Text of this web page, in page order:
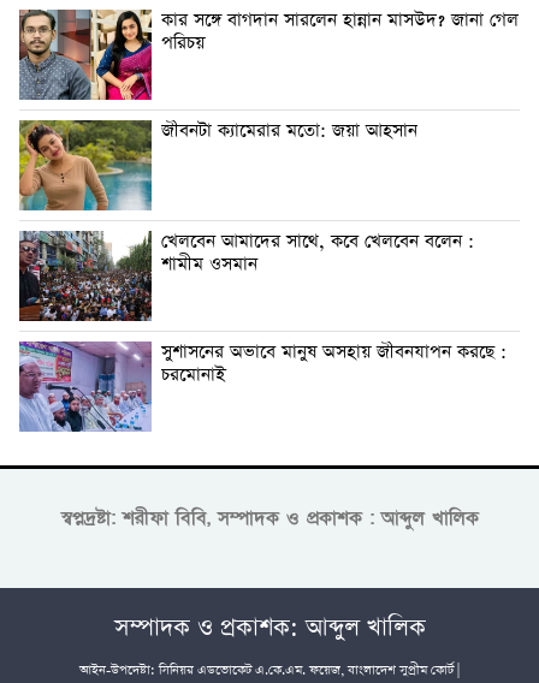
কার সঙ্গে বাগদান সারলেন হান্নান মাসউদ? জানা গেল
পরিচয়
জীবনটা ক্যামেরার মতো: জয়া আহসান
খেলবেন আমাদের সাথে, কবে খেলবেন বলেন :
শামীম ওসমান
সুশাসনের অভাবে মানুষ অসহায় জীবনযাপন করছে :
চরমোনাই
স্বপ্নদ্রষ্টা: শরীফা বিবি, সম্পাদক ও প্রকাশক : আব্দুল খালিক
সম্পাদক ও প্রকাশক: আব্দুল খালিক
আইন-উপদেষ্টা: সিনিয়র এডভোকেট এ.কে.এম. ফয়েজ, বাংলাদেশ সুপ্রীম কোর্ট |